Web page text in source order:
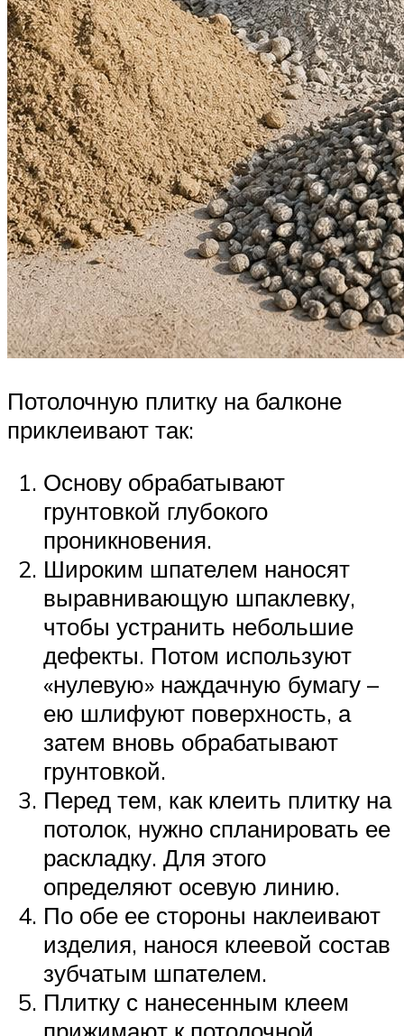
Потолочную плитку на балконе
приклеивают так:
Основу обрабатывают
грунтовкой глубокого
проникновения.
Широким шпателем наносят
выравнивающую шпаклевку,
чтобы устранить небольшие
дефекты. Потом используют
«нулевую» наждачную бумагу –
ею шлифуют поверхность, а
затем вновь обрабатывают
грунтовкой.
Перед тем, как клеить плитку на
потолок, нужно спланировать ее
раскладку. Для этого
определяют осевую линию.
По обе ее стороны наклеивают
изделия, нанося клеевой состав
зубчатым шпателем.
Плитку с нанесенным клеем